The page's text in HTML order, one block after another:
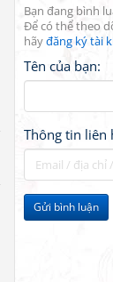
Bạn đang bình
Để có thể theo
hãyđăng ký tài
Tên của bạn:
Thông tin liên
Gửi bình luận